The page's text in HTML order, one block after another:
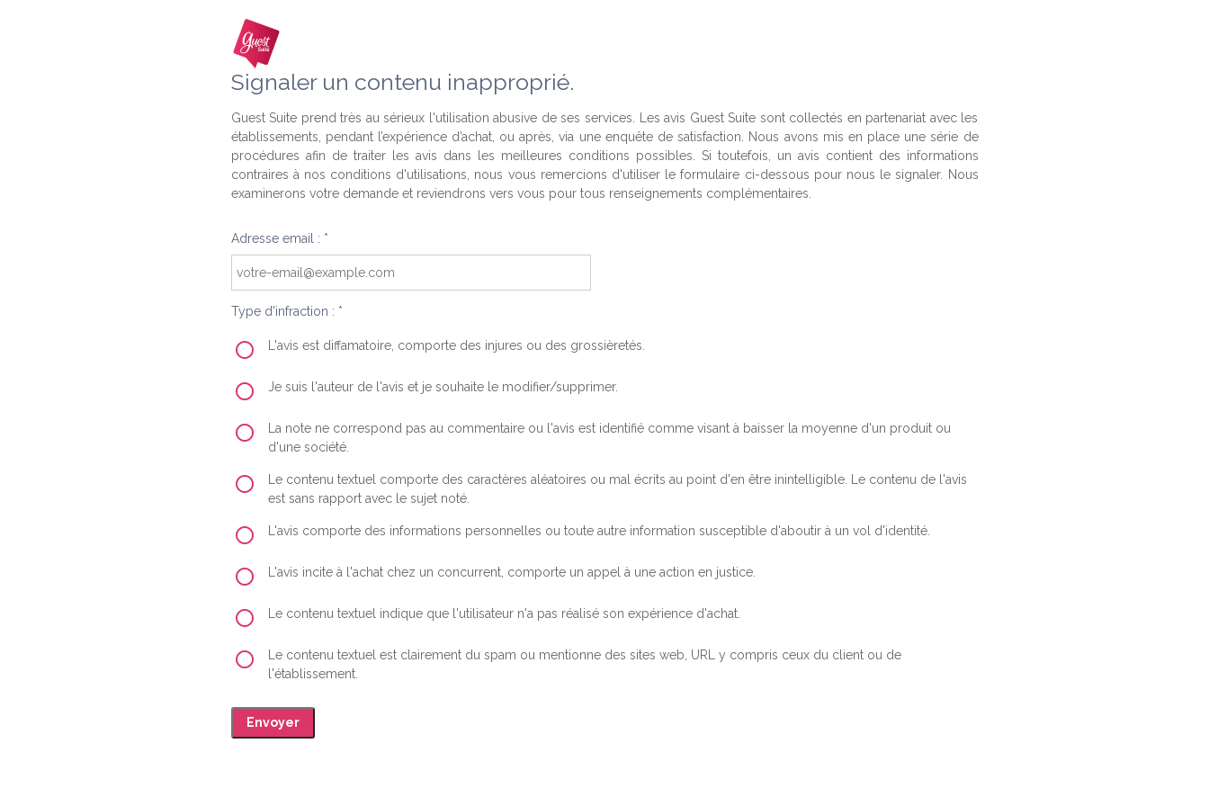
Signaler un contenu inapproprié.
Guest Suite prend très au sérieux l'utilisation abusive de ses services. Les avis Guest Suite sont collectés en partenariat avec les
établissements, pendant l’expérience d’achat, ou après, via une enquête de satisfaction. Nous avons mis en place une série de
procédures afin de traiter les avis dans les meilleures conditions possibles. Si toutefois, un avis contient des informations
contraires à nos conditions d'utilisations, nous vous remercions d'utiliser le formulaire ci-dessous pour nous le signaler. Nous
examinerons votre demande et reviendrons vers vous pour tous renseignements complémentaires.
Adresse email : *
Type d'infraction : *
L'avis est diffamatoire, comporte des injures ou des grossièretés.
Je suis l'auteur de l'avis et je souhaite le modifier/supprimer.
La note ne correspond pas au commentaire ou l'avis est identifié comme visant à baisser la moyenne d'un produit ou
d'une société.
Le contenu textuel comporte des caractères aléatoires ou mal écrits au point d'en être inintelligible. Le contenu de l'avis
est sans rapport avec le sujet noté.
L'avis comporte des informations personnelles ou toute autre information susceptible d'aboutir à un vol d'identité.
L'avis incite à l'achat chez un concurrent, comporte un appel à une action en justice.
Le contenu textuel indique que l'utilisateur n'a pas réalisé son expérience d'achat.
Le contenu textuel est clairement du spam ou mentionne des sites web, URL y compris ceux du client ou de
l'établissement.
Envoyer